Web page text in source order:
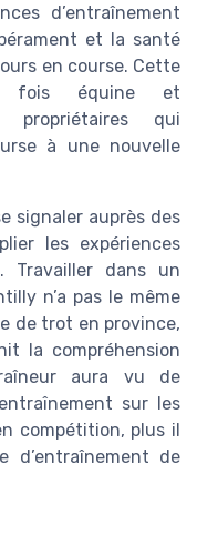
d’entraînement
et la santé
en course. Cette
fois équine et
propriétaires qui
à une nouvelle
signaler auprès des
les expériences
Travailler dans un
n’a pas le même
de trot en province,
la compréhension
aura vu de
sur les
compétition, plus il
d’entraînement de